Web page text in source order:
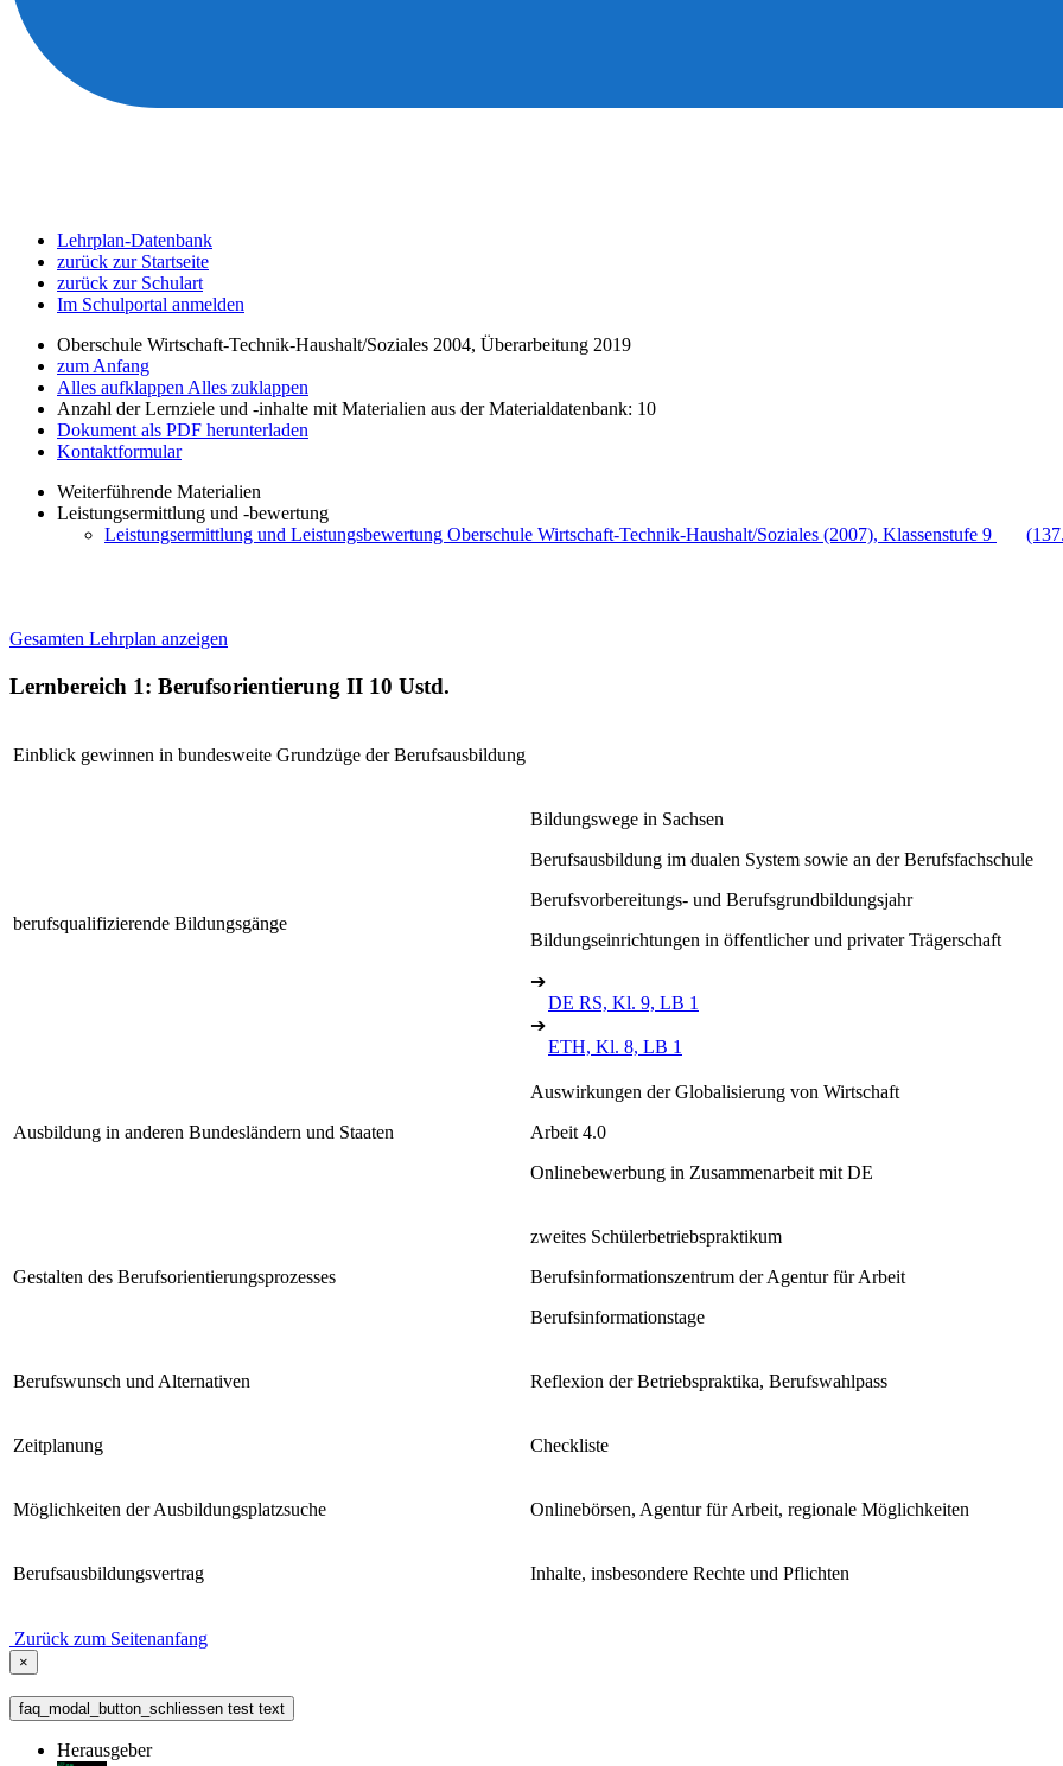
Lehrplan-Datenbank
zurück zur Startseite
zurück zur Schulart
Im Schulportal anmelden
Oberschule Wirtschaft-Technik-Haushalt/Soziales 2004, Überarbeitung 2019
zum Anfang
Alles aufklappen Alles zuklappen
Anzahl der Lernziele und -inhalte mit Materialien aus der Materialdatenbank: 10
Dokument als PDF herunterladen
Kontaktformular
Weiterführende Materialien
Leistungsermittlung und -bewertung
Leistungsermittlung und Leistungsbewertung Oberschule Wirtschaft-Technik-Haushalt/Soziales (2007), Klassenstufe 9
Gesamten Lehrplan anzeigen
Lernbereich 1: Berufsorientierung II 10 Ustd.
Einblick gewinnen in bundesweite Grundzüge der Berufsausbildung
berufsqualifizierende Bildungsgänge
Bildungswege in Sachsen
Berufsausbildung im dualen System sowie an der Berufsfachschule
Berufsvorbereitungs- und Berufsgrundbildungsjahr
Bildungseinrichtungen in öffentlicher und privater Trägerschaft
➔
DE RS, Kl. 9, LB 1
➔
ETH, Kl. 8, LB 1
Ausbildung in anderen Bundesländern und Staaten
Auswirkungen der Globalisierung von Wirtschaft
Arbeit 4.0
Onlinebewerbung in Zusammenarbeit mit DE
Gestalten des Berufsorientierungsprozesses
zweites Schülerbetriebspraktikum
Berufsinformationszentrum der Agentur für Arbeit
Berufsinformationstage
Berufswunsch und Alternativen Reflexion der Betriebspraktika, Berufswahlpass
Zeitplanung Checkliste
Möglichkeiten der Ausbildungsplatzsuche Onlinebörsen, Agentur für Arbeit, regionale Möglichkeiten
Berufsausbildungsvertrag Inhalte, insbesondere Rechte und Pflichten
Zurück zum Seitenanfang
×
faq_modal_button_schliessen test text
Herausgeber